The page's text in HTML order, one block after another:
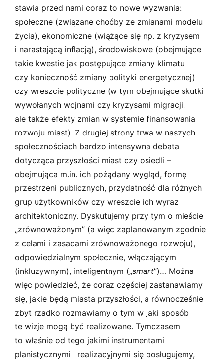
stawia przed nami coraz to nowe wyzwania:
społeczne (związane choćby ze zmianami modelu
życia), ekonomiczne (wiążące się np. z kryzysem
i narastającą inflacją), środowiskowe (obejmujące
takie kwestie jak postępujące zmiany klimatu
czy konieczność zmiany polityki energetycznej)
czy wreszcie polityczne (w tym obejmujące skutki
wywołanych wojnami czy kryzysami migracji,
ale także efekty zmian w systemie finansowania
rozwoju miast). Z drugiej strony trwa w naszych
społecznościach bardzo intensywna debata
dotycząca przyszłości miast czy osiedli –
obejmująca m.in. ich pożądany wygląd, formę
przestrzeni publicznych, przydatność dla różnych
grup użytkowników czy wreszcie ich wyraz
architektoniczny. Dyskutujemy przy tym o mieście
„zrównoważonym” (a więc zaplanowanym zgodnie
z celami i zasadami zrównoważonego rozwoju),
odpowiedzialnym społecznie, włączającym
(inkluzywnym), inteligentnym („smart”)… Można
więc powiedzieć, że coraz częściej zastanawiamy
się, jakie będą miasta przyszłości, a równocześnie
zbyt rzadko rozmawiamy o tym w jaki sposób
te wizje mogą być realizowane. Tymczasem
to właśnie od tego jakimi instrumentami
planistycznymi i realizacyjnymi się posługujemy,